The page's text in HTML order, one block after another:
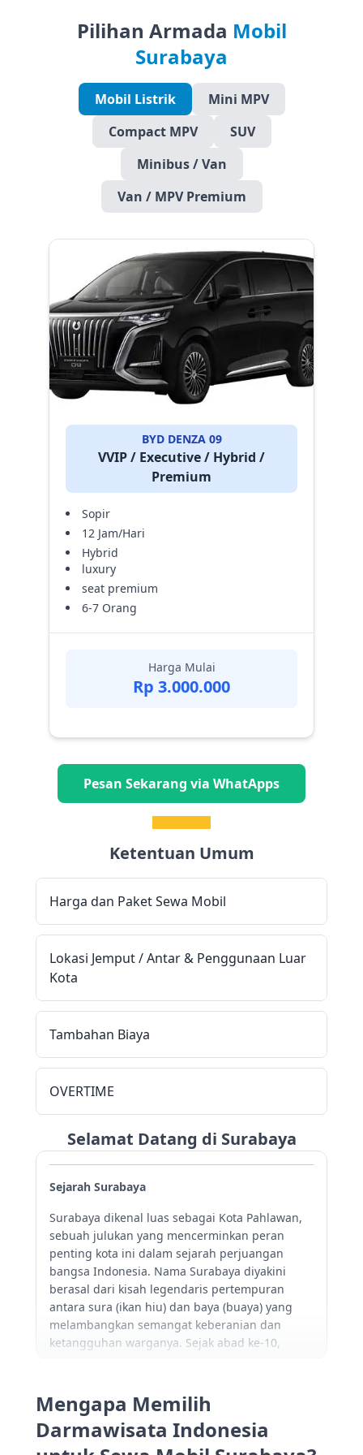
Pilihan Armada Mobil
Surabaya
Mobil Listrik
Mini MPV
Compact MPV
SUV
Minibus / Van
Van / MPV Premium
BYD DENZA 09
VVIP / Executive / Hybrid /
Premium
Sopir
12 Jam/Hari
Hybrid
luxury
seat premium
6-7 Orang
Harga Mulai
Rp 3.000.000
Pesan Sekarang via WhatApps
Ketentuan Umum
Harga dan Paket Sewa Mobil
Lokasi Jemput / Antar & Penggunaan Luar
Kota
Tambahan Biaya
OVERTIME
Selamat Datang di Surabaya
Sejarah Surabaya
Surabaya dikenal luas sebagai Kota Pahlawan,
sebuah julukan yang mencerminkan peran
penting kota ini dalam sejarah perjuangan
bangsa Indonesia. Nama Surabaya diyakini
berasal dari kisah legendaris pertempuran
antara sura (ikan hiu) dan baya (buaya) yang
melambangkan semangat keberanian dan
ketangguhan warganya. Sejak abad ke-10,
karena letaknya yang berada di pesisir utara
Pulau Jawa dan menghadap langsung ke Selat
Madura.
Pada masa Kerajaan Majapahit, Surabaya
Mengapa Memilih
Darmawisata Indonesia